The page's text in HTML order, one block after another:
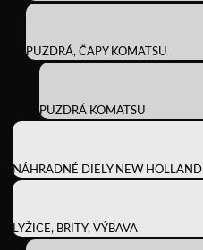
PUZDRÁ, ČAPY KOMATSU
PUZDRÁ KOMATSU
NÁHRADNÉ DIELY NEW HOLLAND
LYŽICE, BRITY, VÝBAVA